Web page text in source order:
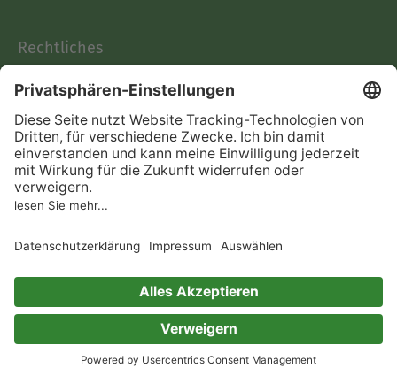
Rechtliches
AGB
Informationen nach Data
Act
Verträge hier kündigen
Impressum
Immer ein gutes Buch